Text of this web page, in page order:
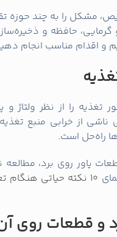
مشکل را به چند حوزه
حافظه و
و اقدام مناسب انجام
تغذیه را از نظر
از خرابی منبع
راه‌حل است.
پاور روی برد، مطالعه
10 نکته حیاتی هنگام تعمیر برد لپ‌تاپ؛ راهنمای تخصصی و عملی
و قطعات روی